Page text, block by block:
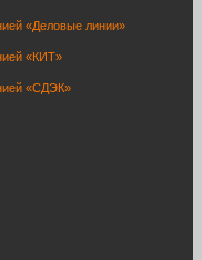
«Деловые линии»
«КИТ»
«СДЭК»